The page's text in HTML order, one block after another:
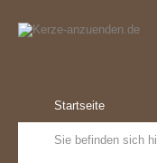
Startseite
Sie befinden sich